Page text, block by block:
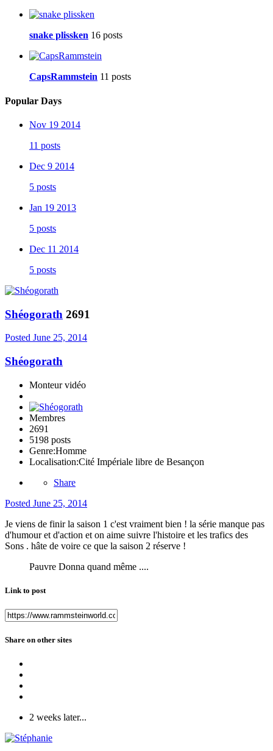
snake plissken 16 posts
CapsRammstein 11 posts
Popular Days
Nov 19 2014
11 posts
Dec 9 2014
5 posts
Jan 19 2013
5 posts
Dec 11 2014
5 posts
Shéogorath 2691
Posted June 25, 2014
Shéogorath
Monteur vidéo
Membres
2691
5198 posts
Genre:Homme
Localisation:Cité Impériale libre de Besançon
Share
Posted June 25, 2014
Je viens de finir la saison 1 c'est vraiment bien ! la série manque pas
d'humour et d'action et on aime suivre l'histoire et les trafics des
Sons . hâte de voire ce que la saison 2 réserve !
Pauvre Donna quand même ....
Link to post
Share on other sites
2 weeks later...